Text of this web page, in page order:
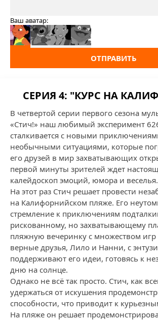
Ваш аватар:
ОТПРАВИТЬ
СЕРИЯ 4: "КУРС НА
В четвертой серии первого сезона
«Стич!» наш любимый эксперимент
сталкивается с новыми
необычными ситуациями, которые
его друзей в мир захватывающих
первой минуты зрителей ждет
калейдоскоп эмоций, юмора и веселья.
На этот раз Стич решает провести
на Калифорнийском пляже. Его
стремление к приключениям
рискованному, но захватывающему
пляжную вечеринку с множеством игр
верные друзья, Лило и Нанни, с
поддерживают его идеи, готовясь к
дню на солнце.
Однако не всё так просто. Стич, как
удержаться от искушения
способности, что приводит к
На пляже он решает